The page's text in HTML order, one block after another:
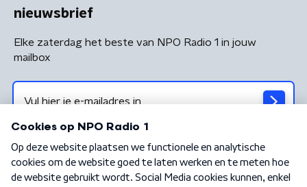
nieuwsbrief
Elke zaterdag het beste van NPO Radio 1 in jouw
mailbox